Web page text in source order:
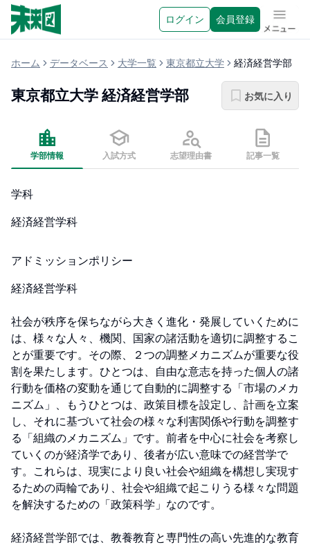
ログイン 会員登録 メニュ
ホーム データベース 大学一覧 東京都立大学 経済経営学部
東京都立大学 経済経営学部 お気に入り
学部情報 入試方式 志望理由書 記事一覧
学科
経済経営学科
アドミッションポリシー
経済経営学科
社会が秩序を保ちながら大きく進化・発展していくために
は、様々な人々、機関、国家の諸活動を適切に調整するこ
とが重要です。その際、２つの調整メカニズムが重要な役
割を果たします。ひとつは、自由な意志を持った個人の諸
行動を価格の変動を通じて自動的に調整する「市場のメカ
ニズム」、もうひとつは、政策目標を設定し、計画を立案
し、それに基づいて社会の様々な利害関係や行動を調整す
る「組織のメカニズム」です。前者を中心に社会を考察し
ていくのが経済学であり、後者が広い意味での経営学で
す。これらは、現実により良い社会や組織を構想し実現す
るための両輪であり、社会や組織で起こりうる様々な問題
を解決するための「政策科学」なのです。
経済経営学部では、教養教育と専門性の高い先進的な教育